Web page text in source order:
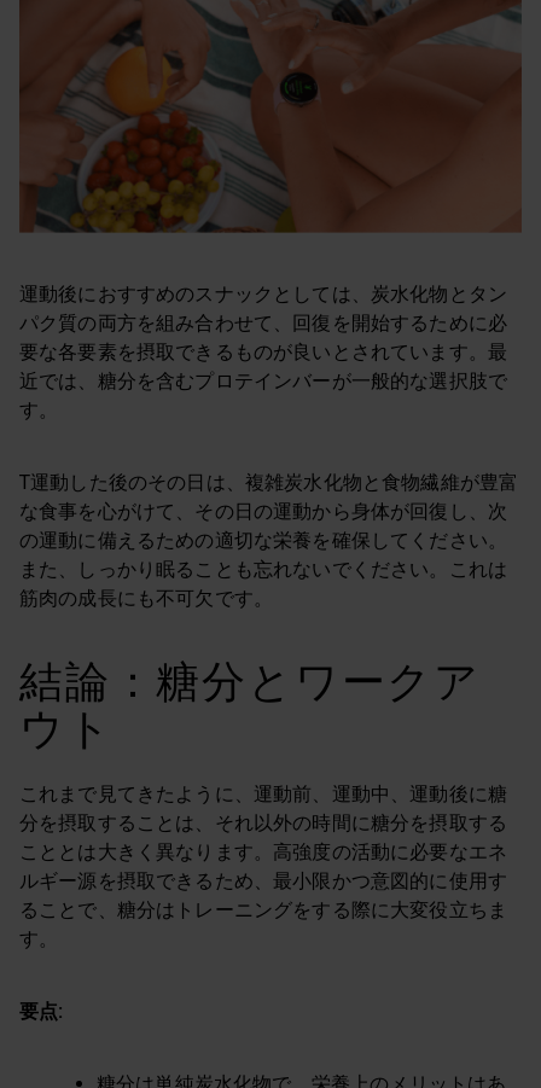
運動後におすすめのスナックとしては、炭水化物とタン
パク質の両方を組み合わせて、回復を開始するために必
要な各要素を摂取できるものが良いとされています。最
近では、糖分を含むプロテインバーが一般的な選択肢で
す。
T運動した後のその日は、複雑炭水化物と食物繊維が豊富
な食事を心がけて、その日の運動から身体が回復し、次
の運動に備えるための適切な栄養を確保してください。
また、しっかり眠ることも忘れないでください。これは
筋肉の成長にも不可欠です。
結論：糖分とワークア
ウト
これまで見てきたように、運動前、運動中、運動後に糖
分を摂取することは、それ以外の時間に糖分を摂取する
こととは大きく異なります。高強度の活動に必要なエネ
ルギー源を摂取できるため、最小限かつ意図的に使用す
ることで、糖分はトレーニングをする際に大変役立ちま
す。
要点:
糖分は単純炭水化物で、栄養上のメリットはあ